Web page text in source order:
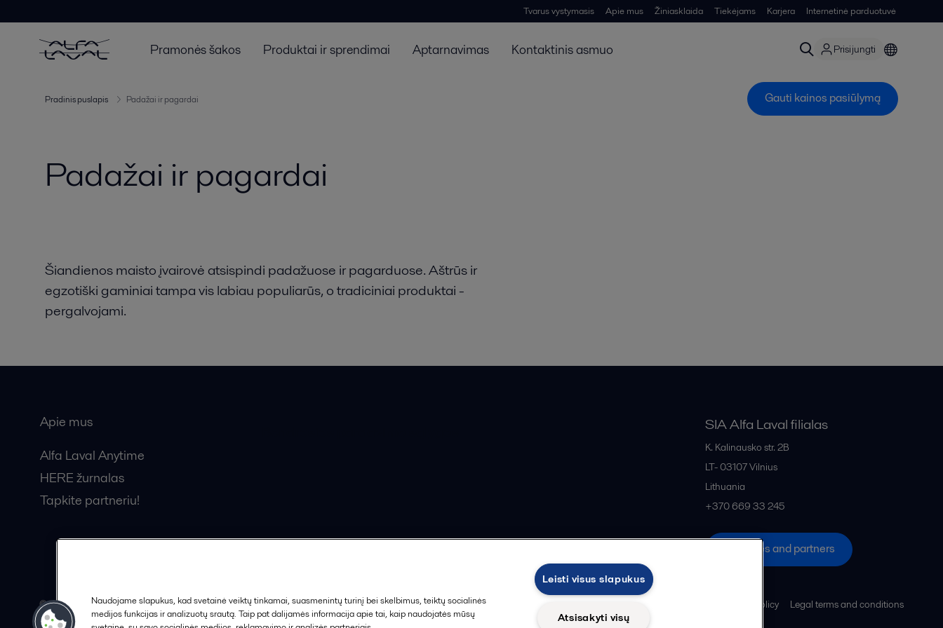
Tvarus vystymasis Apie mus Žiniasklaida Tiekėjams Karjera Internetinė parduotuvė
Pramonės šakos Produktai ir sprendimai Aptarnavimas Kontaktinis asmuo Prisijungti
Pradinis puslapis Padažai ir pagardai Gauti kainos pasiūlymą
Padažai ir pagardai
Šiandienos maisto įvairovė atsispindi padažuose ir pagarduose. Aštrūs ir
egzotiški gaminiai tampa vis labiau populiarūs, o tradiciniai produktai -
pergalvojami.
Apie mus
Alfa Laval Anytime
HERE žurnalas
Tapkite partneriu!
SIA Alfa Laval filialas
K. Kalinausko str. 2B
LT- 03107Vilnius
Lithuania
+370 669 33 245
All offices and partners
© 2015-2026, ALFA LAVAL Sekti Cookies policy Legal terms and conditions
Naudojame slapukus, kad svetainė veiktų tinkamai, suasmenintų turinį bei skelbimus, teiktų socialinės
medijos funkcijas ir analizuotų srautą. Taip pat dalijamės informacija apie tai, kaip naudojatės mūsų
Leisti visus slapukus
Atsisakyti visų